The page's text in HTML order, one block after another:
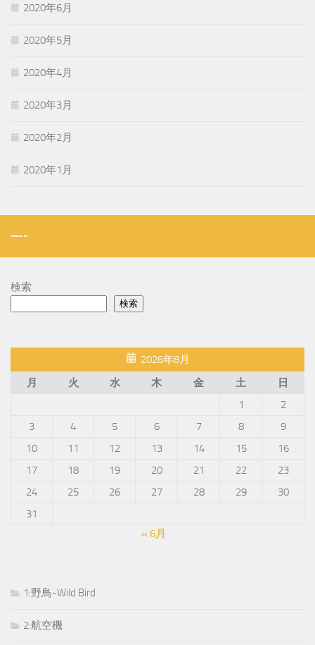
2020年6月
2020年5月
2020年4月
2020年3月
2020年2月
2020年1月
—-
検索
検索
2026年8月
月
火 水 木 金 土
日
1
2
3
4 5 6 7 8
9
10
11 12 13 14 15
16
17
18 19 20 21 22
23
24
25 26 27 28 29
30
31
« 6月
1:野鳥-Wild Bird
2:航空機